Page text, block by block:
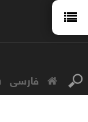
فارسی